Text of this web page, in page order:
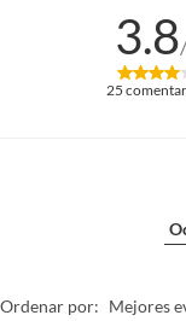
3.8
25
Ordenar por: Mejores